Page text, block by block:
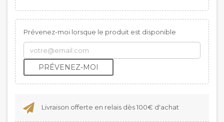
Prévenez-moi lorsque le produit est disponible
PRÉVENEZ-MOI
Livraison offerte en relais dès 100€ d'achat